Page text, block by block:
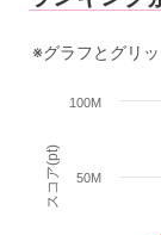
※グラフとグリ
スコア(pt) 50M
100M